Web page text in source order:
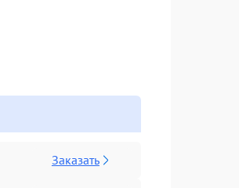
Заказать